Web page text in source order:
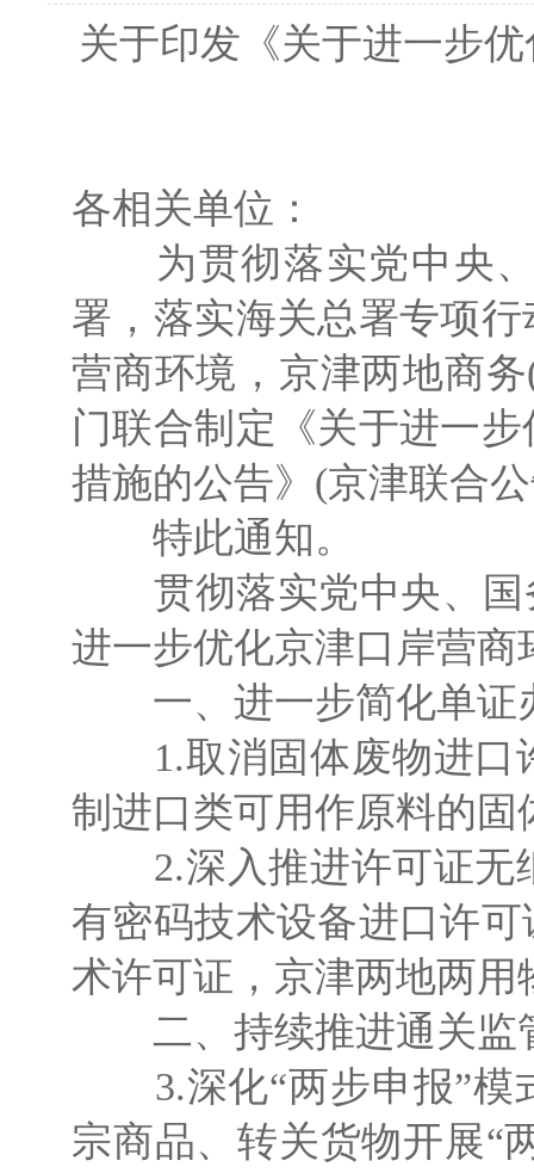
关于印发《关于进一步
各相关单位：
为贯彻落实党中央、
署，落实海关总署专项
营商环境，京津两地商
门联合制定《关于进一
措施的公告》(京津联合
特此通知。
贯彻落实党中央、国
进一步优化京津口岸营
一、进一步简化单证
1.取消固体废物进口许
制进口类可用作原料的
2.深入推进许可证无纸
有密码技术设备进口许
术许可证，京津两地两
二、持续推进通关监
3.深化“两步申报”模
宗商品、转关货物开展“